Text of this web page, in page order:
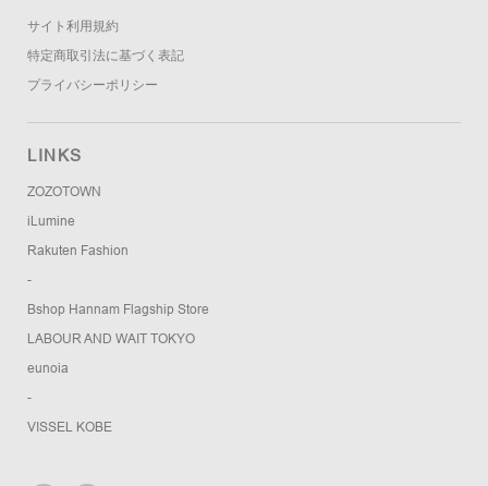
サイト利用規約
特定商取引法に基づく表記
プライバシーポリシー
LINKS
ZOZOTOWN
iLumine
Rakuten Fashion
-
Bshop Hannam Flagship Store
LABOUR AND WAIT TOKYO
eunoia
-
VISSEL KOBE